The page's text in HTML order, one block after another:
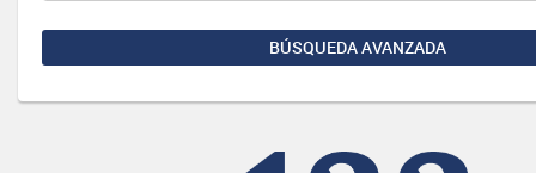
BÚSQUEDA AVANZADA